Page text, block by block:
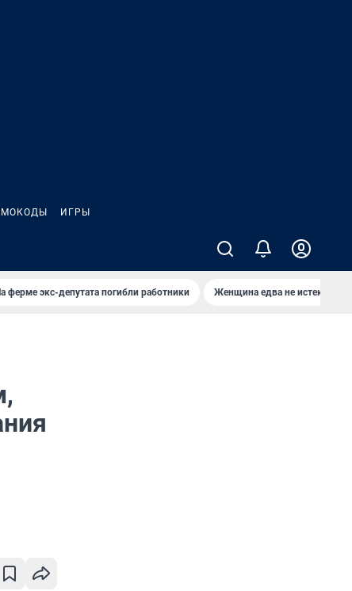
ИГРЫ
ферме экс-депутата погибли работники Женщина едва не истекла